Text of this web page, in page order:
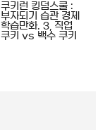
쿠키런 킹덤스쿨 :
부자되기 습관 경제
학습만화. 3, 직업
쿠키 vs 백수 쿠키